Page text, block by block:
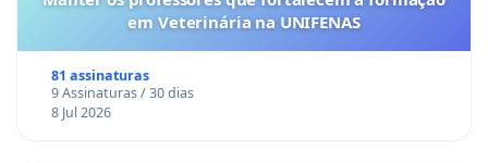
em Veterinária na UNIFENAS
81 assinaturas
9 Assinaturas / 30 dias
8 Jul 2026